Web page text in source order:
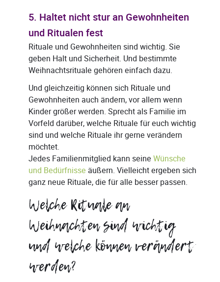
5. Haltet nicht stur an Gewohnheiten
und Ritualen fest
Rituale und Gewohnheiten sind wichtig. Sie
geben Halt und Sicherheit. Und bestimmte
Weihnachtsrituale gehören einfach dazu.
Und gleichzeitig können sich Rituale und
Gewohnheiten auch ändern, vor allem wenn
Kinder größer werden. Sprecht als Familie im
Vorfeld darüber, welche Rituale für euch wichtig
sind und welche Rituale ihr gerne verändern
möchtet.
Jedes Familienmitglied kann seine Wünsche
und Bedürfnisse äußern. Vielleicht ergeben sich
ganz neue Rituale, die für alle besser passen.
Welche Rituale an
Weihnachten sind wichtig
und welche können verändert
werden?